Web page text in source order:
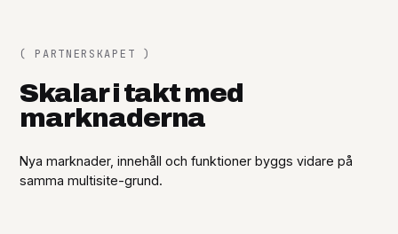
( PARTNERSKAPET )
Skalar i takt med
marknaderna
Nya marknader, innehåll och funktioner byggs vidare på
samma multisite-grund.